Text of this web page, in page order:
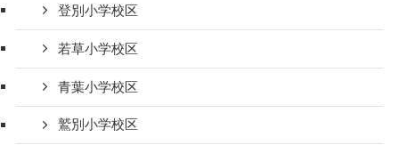
登別小学校区
若草小学校区
青葉小学校区
鷲別小学校区